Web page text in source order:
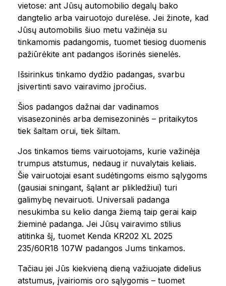
vietose: ant Jūsų automobilio degalų bako
dangtelio arba vairuotojo durelėse. Jei žinote, kad
Jūsų automobilis šiuo metu važinėja su
tinkamomis padangomis, tuomet tiesiog duomenis
pažiūrėkite ant padangos išorinės sienelės.
Išsirinkus tinkamo dydžio padangas, svarbu
įsivertinti savo vairavimo įpročius.
Šios padangos dažnai dar vadinamos
visasezoninės arba demisezoninės – pritaikytos
tiek šaltam orui, tiek šiltam.
Jos tinkamos tiems vairuotojams, kurie važinėja
trumpus atstumus, nedaug ir nuvalytais keliais.
Šie vairuotojai esant sudėtingoms eismo sąlygoms
(gausiai sningant, šąlant ar plikledžiui) turi
galimybę nevairuoti. Universali padanga
nesukimba su kelio danga žiemą taip gerai kaip
žieminė padanga. Jei Jūsų vairavimo stilius
atitinka šį, tuomet Kenda KR202 XL 2025
235/60R18 107W padangos Jums tinkamos.
Tačiau jei Jūs kiekvieną dieną važiuojate didelius
atstumus, įvairiomis oro sąlygomis – tuomet